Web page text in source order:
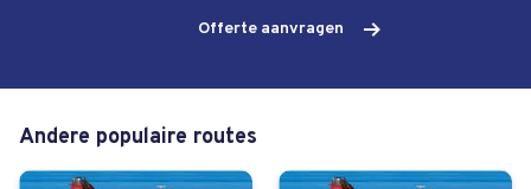
Offerte aanvragen
Andere populaire routes